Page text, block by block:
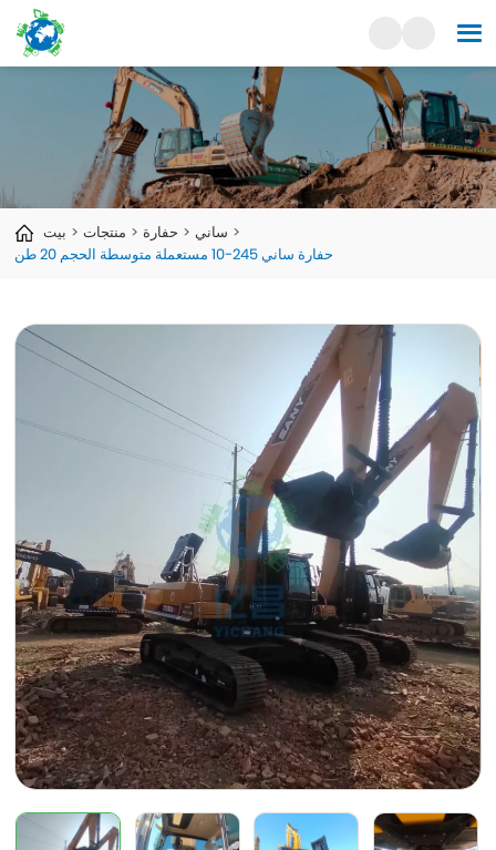
بيت منتجات حفارة
ساني
حفارة ساني 245-10 مستعملة متوسطة الحجم 20 طن